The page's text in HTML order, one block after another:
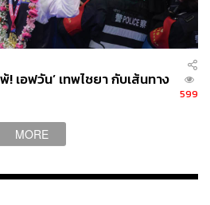
เอฟวัน’ เทพไชยา กับเส้นทาง
599
MORE